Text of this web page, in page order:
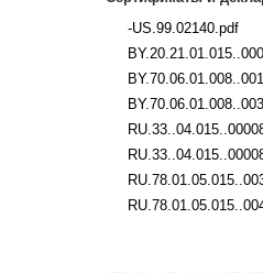
-US.99.02140.pdf